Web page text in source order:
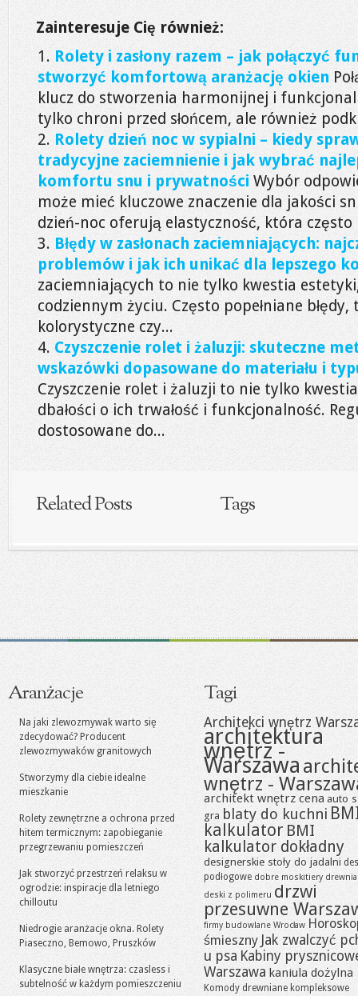
Zainteresuje Cię również:
Rolety i zasłony razem – jak połączyć
stworzyć komfortową aranżację okien
klucz do stworzenia harmonijnej i
tylko chroni przed słońcem, ale również
Rolety dzień noc w sypialni – kiedy
tradycyjne zaciemnienie i jak wybrać
komfortu snu i prywatności Wybór
może mieć kluczowe znaczenie dla jakości
dzień-noc oferują elastyczność, która
Błędy w zasłonach zaciemniających:
problemów i jak ich unikać dla lepszego
zaciemniających to nie tylko kwestia
codziennym życiu. Często popełniane
kolorystyczne czy...
Czyszczenie rolet i żaluzji: skuteczne
wskazówki dopasowane do materiału i
Czyszczenie rolet i żaluzji to nie tylko
dbałości o ich trwałość i funkcjonalność.
dostosowane do...
Related Posts Tags
Aranżacje
Na jaki zlewozmywak warto się
zdecydować? Producent
zlewozmywaków granitowych
Stworzymy dla ciebie idealne
mieszkanie
Rolety zewnętrzne a ochrona przed
hitem termicznym: zapobieganie
przegrzewaniu pomieszczeń
Jak stworzyć przestrzeń relaksu w
ogrodzie: inspiracje dla letniego
chilloutu
Niedrogie aranżacje okna. Rolety
Piaseczno, Bemowo, Pruszków
Klasyczne białe wnętrza: czasless i
subtelność w każdym pomieszczeniu
Tagi
Architekci wnętrz
architektura
wnętrz -
Warszawa
wnętrz -
architekt wnętrz cena auto
gra blaty do kuchni
kalkulator BMI
kalkulator dokładny
designerskie stoły do jadalni
podłogowe dobre moskitiery
deski z polimeru drzwi
przesuwne
firmy budowlane Wrocław
śmieszny Jak zwalczyć
u psa Kabiny
Warszawa kaniula dożylna
Komody drewniane kompleksowe